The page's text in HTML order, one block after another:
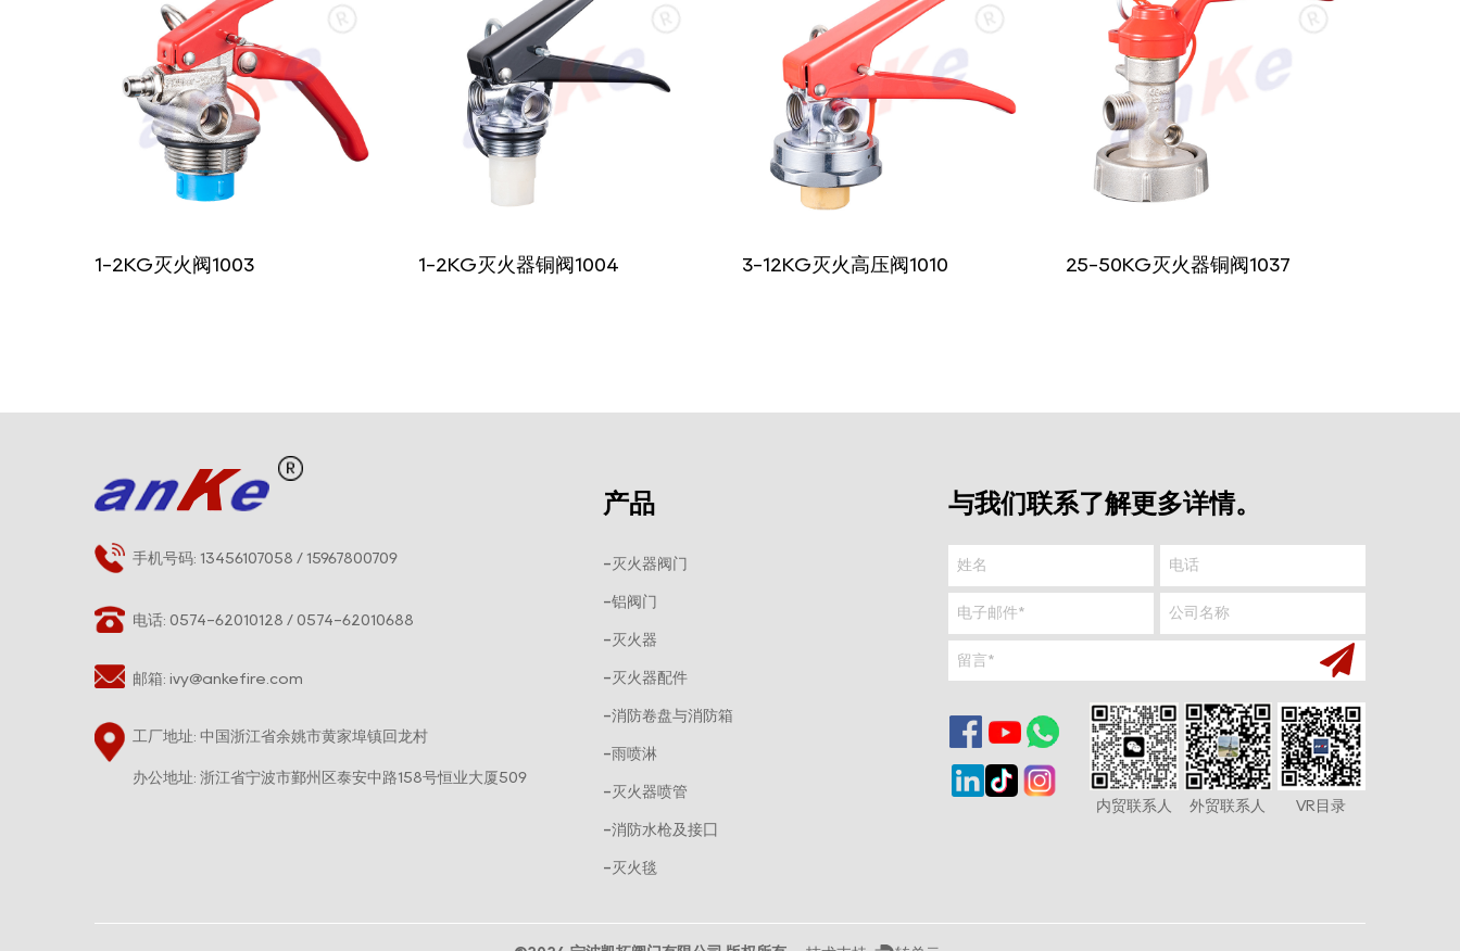
1-2KG灭火阀1003 1-2KG灭火器铜阀1004 3-12KG灭火高压阀1010 25-50KG灭火器铜阀1037
手机号码: 13456107058 / 15967800709
电话: 0574-62010128 / 0574-62010688
邮箱: ivy@ankefire.com
工厂地址: 中国浙江省余姚市黄家埠镇回龙村
办公地址: 浙江省宁波市鄞州区泰安中路158号恒业大厦509
产品
-灭火器阀门
-铝阀门
-灭火器
-灭火器配件
-消防卷盘与消防箱
-雨喷淋
-灭火器喷管
-消防水枪及接囗
-灭火毯
与我们联系了解更多详情。
内贸联系人 外贸联系人 VR目录